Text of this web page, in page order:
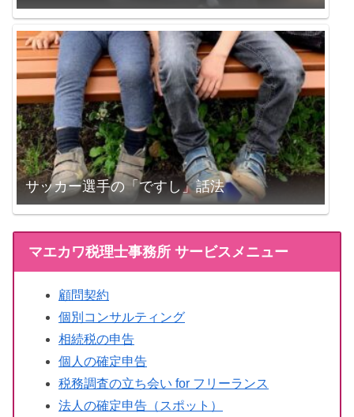
サッカー選手の「ですし」話法
マエカワ税理士事務所 サービスメニュー
顧問契約
個別コンサルティング
相続税の申告
個人の確定申告
税務調査の立ち会い for フリーランス
法人の確定申告（スポット）